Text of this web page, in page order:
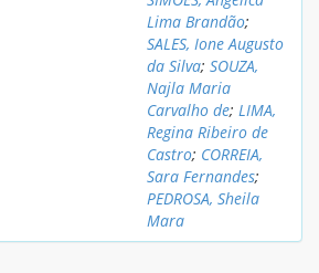
Lima Brandão;
SALES, Ione Augusto
da Silva; SOUZA,
Najla Maria
Carvalho de; LIMA,
Regina Ribeiro de
Castro; CORREIA,
Sara Fernandes;
PEDROSA, Sheila
Mara